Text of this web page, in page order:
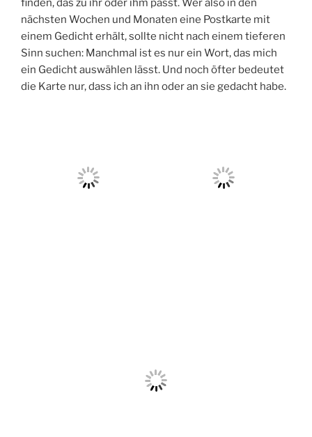
finden, das zu ihr oder ihm passt. Wer also in den
nächsten Wochen und Monaten eine Postkarte mit
einem Gedicht erhält, sollte nicht nach einem tieferen
Sinn suchen: Manchmal ist es nur ein Wort, das mich
ein Gedicht auswählen lässt. Und noch öfter bedeutet
die Karte nur, dass ich an ihn oder an sie gedacht habe.